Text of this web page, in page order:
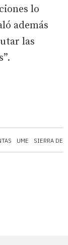
UME SIERRA DE
lo
además
las